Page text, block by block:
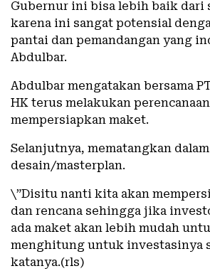
Gubernur ini bisa lebih baik dari
karena ini sangat potensial
pantai dan pemandangan yang
Abdulbar.
Abdulbar mengatakan bersama
HK terus melakukan
mempersiapkan maket.
Selanjutnya, mematangkan
desain/masterplan.
\”Disitu nanti kita akan
dan rencana sehingga jika
ada maket akan lebih mudah
menghitung untuk investasinya
katanya.(rls)